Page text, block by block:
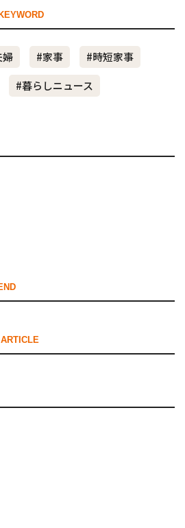
婦 #家事
#時短家事
#暮らしニュース